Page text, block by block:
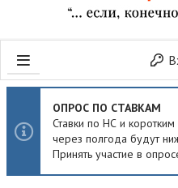
ОПРОС ПО СТАВКАМ
Ставки по НС и
через полгода будут
Принять участие в